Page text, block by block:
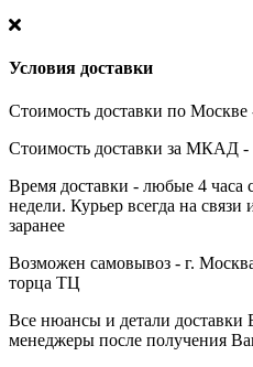
Условия доставки
Стоимость доставки по Москве
Стоимость доставки за МКАД -
Время доставки - любые 4 часа
недели. Курьер всегда на
заранее
Возможен самовывоз - г.
торца ТЦ
Все нюансы и детали доставки
менеджеры после получения